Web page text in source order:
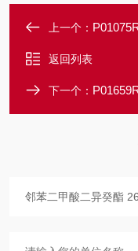
上一个：
返回列表
下一个：